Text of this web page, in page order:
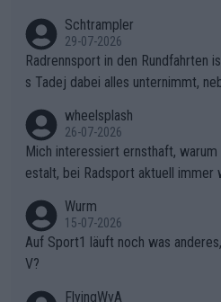
ering die 7 Sekunden zu
d den Abstand hat anwachsen
Fehler, der den Tour Sieg kosten
Zögerlichkeit von Demi Vollering
ntscheidende Puzzleteil, das
um Gelben Trikot geöffnet
t VentouxDie psychologische
ser Phase darauf, dass Marlen
achführarbeit leistet, um ihre
r Pokereinsatz: Anstatt die
elbst zuzufahren, verließ sich
arbeit anderer.Niewiadomas
Schtrampler
29-07-2026
Radrennsport in den Rundfahrten
s Tadej dabei alles unternimmt, nebst
ganze Team auch mental stark zu
olg teilzuhaben, ist ihm ganz hoch
chen weit über den Radsport
wheelsplash
26-07-2026
Mich interessiert ernsthaft,
estalt, bei Radsport aktuell immer
Wurm
15-07-2026
Auf Sport1 läuft noch was
V?
FlyingWvA